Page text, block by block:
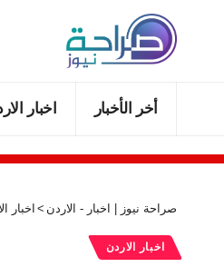
أخر الأخبار اخبار
صراحة نيوز | اخبار - الاردن > اخبار
اخبار الاردن